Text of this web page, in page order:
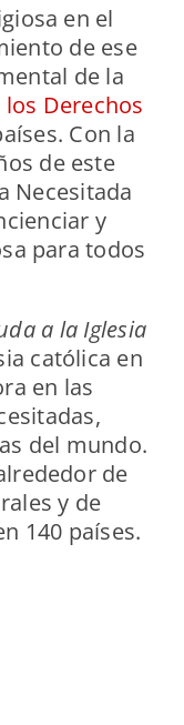
en el
de ese
de la
Derechos
Con la
de este
Necesitada
y
para todos
a la Iglesia
católica en
en las
del mundo.
de
y de
140 países.